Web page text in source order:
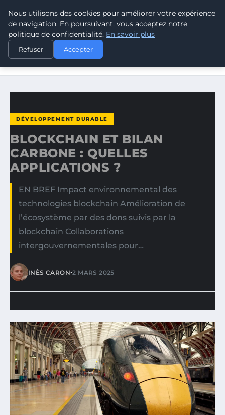
CLIMATE GUARDIAN
ACCUEIL
DÉVELOPPEMENT DURABLE
BLOCKCHAIN ET BILAN CARBONE : QUELLES APPLICATIONS
DÉVELOPPEMENT DURABLE
BLOCKCHAIN ET BILAN
CARBONE : QUELLES
APPLICATIONS ?
EN BREF Impact environnemental des
technologies blockchain Amélioration de
l’écosystème par des dons suivis par la
blockchain Collaborations
intergouvernementales pour…
INÈS CARON•2 MARS 2025
Nous utilisons des cookies pour améliorer votre expérience
de navigation. En poursuivant, vous acceptez notre
politique de confidentialité. En savoir plus
Refuser Accepter